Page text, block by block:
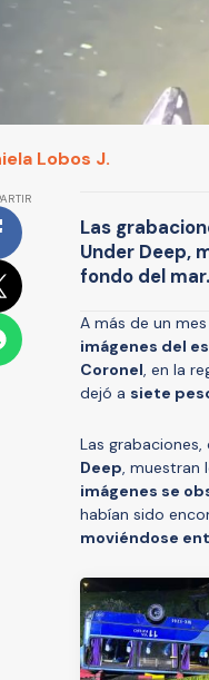
Lobos J.
Las
Under Deep,
fondo del mar.
A más de un
imágenes del
Coronel, en la
dejó a siete
Las
Deep, muestran
imágenes se
habían sido
moviéndose